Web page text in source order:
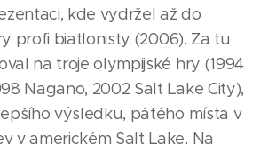
kde vydržel až do
profi biatlonisty (2006). Za tu
na troje olympijské hry (1994
Nagano, 2002 Salt Lake City),
výsledku, pátého místa v
v americkém Salt Lake. Na